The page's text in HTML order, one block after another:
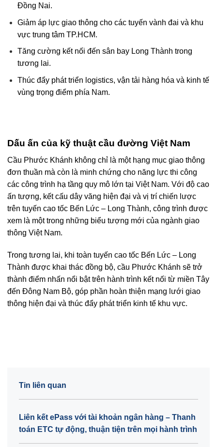
Đồng Nai.
Giảm áp lực giao thông cho các tuyến vành đai và khu
vực trung tâm TP.HCM.
Tăng cường kết nối đến sân bay Long Thành trong
tương lai.
Thúc đẩy phát triển logistics, vận tải hàng hóa và kinh tế
vùng trọng điểm phía Nam.
Dấu ấn của kỹ thuật cầu đường Việt Nam
Cầu Phước Khánh không chỉ là một hạng mục giao thông
đơn thuần mà còn là minh chứng cho năng lực thi công
các công trình hạ tầng quy mô lớn tại Việt Nam. Với độ cao
ấn tượng, kết cấu dây văng hiện đại và vị trí chiến lược
trên tuyến cao tốc Bến Lức – Long Thành, công trình được
xem là một trong những biểu tượng mới của ngành giao
thông Việt Nam.
Trong tương lai, khi toàn tuyến cao tốc Bến Lức – Long
Thành được khai thác đồng bộ, cầu Phước Khánh sẽ trở
thành điểm nhấn nổi bật trên hành trình kết nối từ miền Tây
đến Đông Nam Bộ, góp phần hoàn thiện mạng lưới giao
thông hiện đại và thúc đẩy phát triển kinh tế khu vực.
Tin liên quan
Liên kết ePass với tài khoản ngân hàng – Thanh
toán ETC tự động, thuận tiện trên mọi hành trình